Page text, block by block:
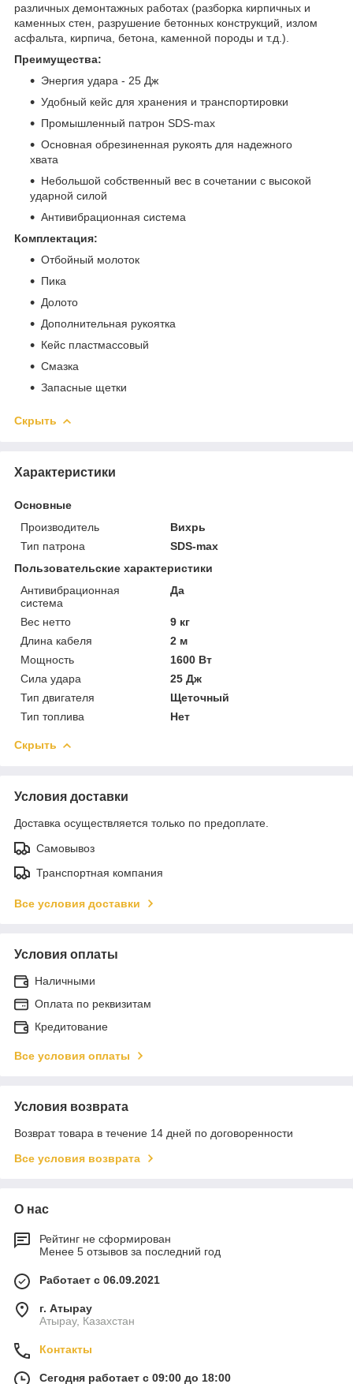
различных демонтажных работах (разборка кирпичных и
каменных стен, разрушение бетонных конструкций, излом
асфальта, кирпича, бетона, каменной породы и т.д.).
Преимущества:
Энергия удара - 25 Дж
Удобный кейс для хранения и транспортировки
Промышленный патрон SDS-max
Основная обрезиненная рукоять для надежного
хвата
Небольшой собственный вес в сочетании с высокой
ударной силой
Антивибрационная система
Комплектация:
Отбойный молоток
Пика
Долото
Дополнительная рукоятка
Кейс пластмассовый
Смазка
Запасные щетки
Скрыть
Характеристики
Основные
Производитель
Вихрь
Тип патрона
SDS-max
Пользовательские характеристики
Антивибрационная
система
Да
Вес нетто
9 кг
Длина кабеля
2 м
Мощность
1600 Вт
Сила удара
25 Дж
Тип двигателя
Щеточный
Тип топлива
Нет
Скрыть
Условия доставки
Доставка осуществляется только по предоплате.
Самовывоз
Транспортная компания
Все условия доставки
Условия оплаты
Наличными
Оплата по реквизитам
Кредитование
Все условия оплаты
Условия возврата
Возврат товара в течение 14 дней по договоренности
Все условия возврата
О нас
Рейтинг не сформирован
Менее 5 отзывов за последний год
Работает с 06.09.2021
г. Атырау
Атырау, Казахстан
Контакты
Сегодня работает с 09:00 до 18:00